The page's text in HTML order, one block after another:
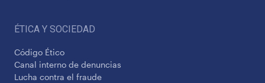
ÉTICA Y SOCIEDAD
Código Ético
Canal interno de denuncias
Lucha contra el fraude